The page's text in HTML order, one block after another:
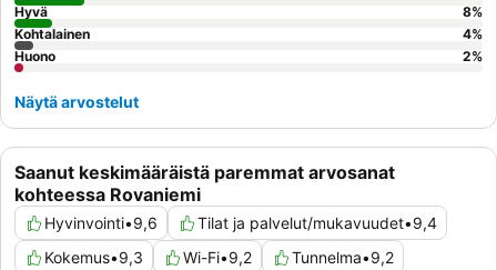
Saanut keskimääräistä paremmat arvosanat
kohteessa Rovaniemi
Hyvinvointi•9,6 Tilat ja palvelut/mukavuudet•9,4
Kokemus•9,3 Wi-Fi•9,2 Tunnelma•9,2
Hyvä
8%
Kohtalainen
4%
Huono
2%
Näytä arvostelut